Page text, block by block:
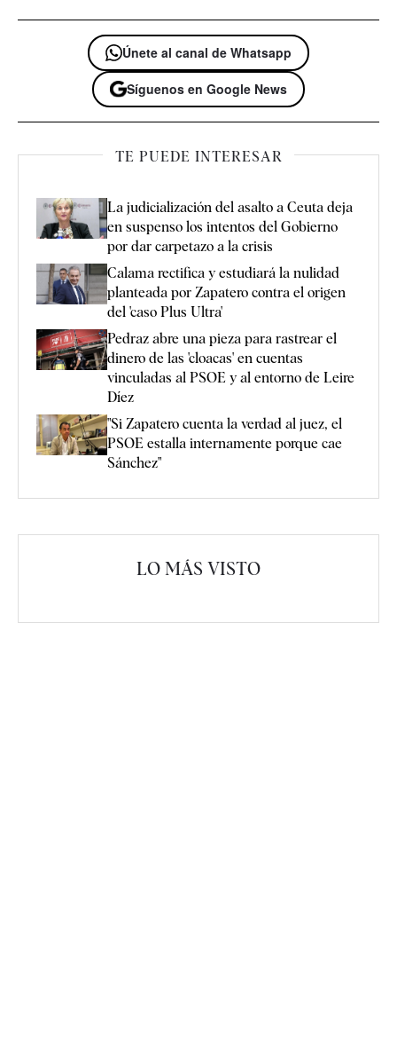
Únete al canal de Whatsapp
Síguenos en Google News
TE PUEDE INTERESAR
La judicialización del asalto a Ceuta deja
en suspenso los intentos del Gobierno
por dar carpetazo a la crisis
Calama rectifica y estudiará la nulidad
planteada por Zapatero contra el origen
del 'caso Plus Ultra'
Pedraz abre una pieza para rastrear el
dinero de las 'cloacas' en cuentas
vinculadas al PSOE y al entorno de Leire
Díez
"Si Zapatero cuenta la verdad al juez, el
PSOE estalla internamente porque cae
Sánchez"
LO MÁS VISTO